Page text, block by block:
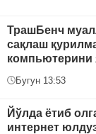
ТрашБенч
сақлаш
компьютерини
Бугун 13:53
Йўлда ётиб
интернет